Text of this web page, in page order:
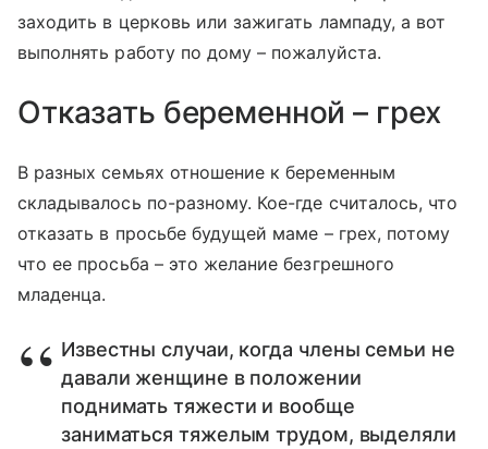
заходить в церковь или зажигать лампаду, а вот
выполнять работу по дому – пожалуйста.
Отказать беременной – грех
В разных семьях отношение к беременным
складывалось по-разному. Кое-где считалось, что
отказать в просьбе будущей маме – грех, потому
что ее просьба – это желание безгрешного
младенца.
Известны случаи, когда члены семьи не
давали женщине в положении
поднимать тяжести и вообще
заниматься тяжелым трудом, выделяли